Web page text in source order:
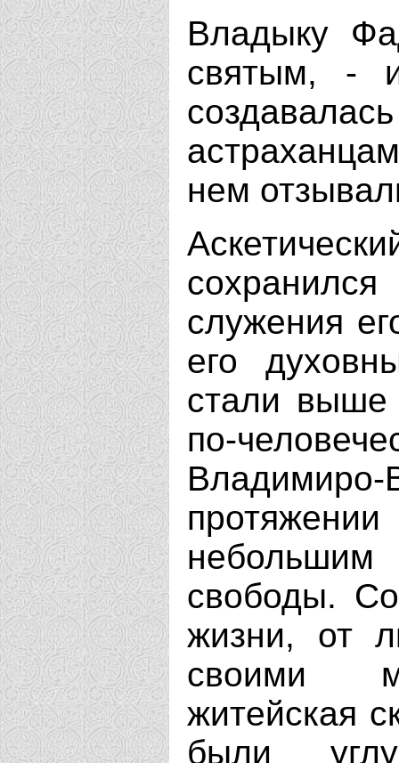
Владыку
святым, - и
нем
служения
его
стали выше
по-
свободы.
жизни, от
своими
житейская
были